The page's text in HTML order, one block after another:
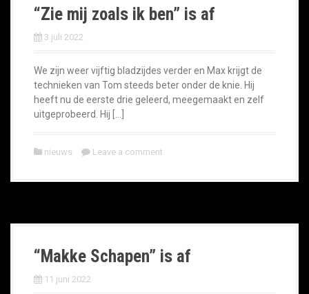
“Zie mij zoals ik ben” is af
3 juli 2022
We zijn weer vijftig bladzijdes verder en Max krijgt de
technieken van Tom steeds beter onder de knie. Hij
heeft nu de eerste drie geleerd, meegemaakt en zelf
uitgeprobeerd. Hij […]
nieuws Leave a comment
“Makke Schapen” is af
11 juni 2022